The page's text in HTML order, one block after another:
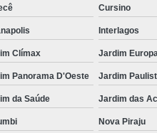
Cursino
Interlagos
Clímax Jardim Europa
Panorama D'Oeste Jardim
da Saúde Jardim das
Nova Piraju